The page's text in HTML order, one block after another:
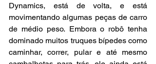
Dynamics, está de volta, e está
movimentando algumas peças de carro
de médio peso. Embora o robô tenha
dominado muitos truques bípedes como
caminhar, correr, pular e até mesmo